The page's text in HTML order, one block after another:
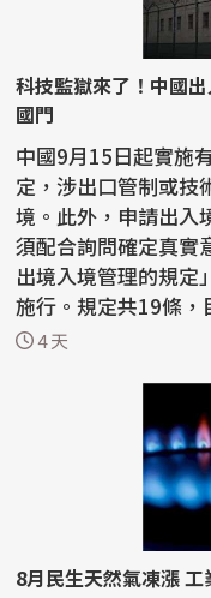
科技監獄來了！中國
國門
中國9月15日起實施
定，涉出口管制或技
境。此外，申請出入
須配合詢問確定真實意圖。 新華社報導，
出境入境管理的規
施行。規定共19條
家主...
4 天
8月民生天然氣凍漲